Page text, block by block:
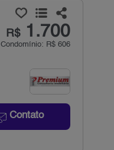
R$1.700
Condomínio: R$ 606
Contato